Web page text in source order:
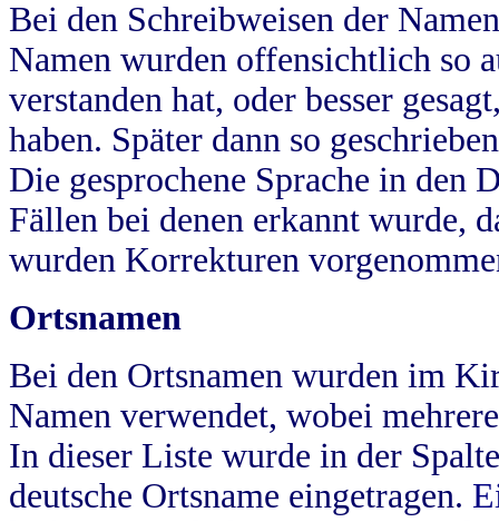
Bei den Schreibweisen der
Namen wurden offensichtlich so
verstanden hat, oder besser
haben. Später dann so
Die gesprochene Sprache in
Fällen bei denen erkannt wurde,
wurden Korrekturen
Ortsnamen
Bei den Ortsnamen wurden im
Namen verwendet, wobei
In dieser Liste wurde in der
deutsche Ortsname eingetragen.